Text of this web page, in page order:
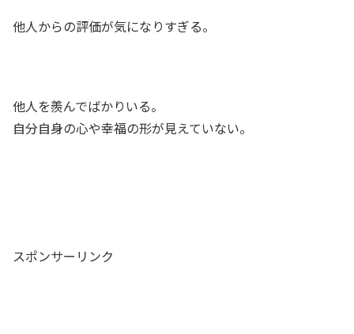
他人からの評価が気になりすぎる。
他人を羨んでばかりいる。
自分自身の心や幸福の形が見えていない。
スポンサーリンク